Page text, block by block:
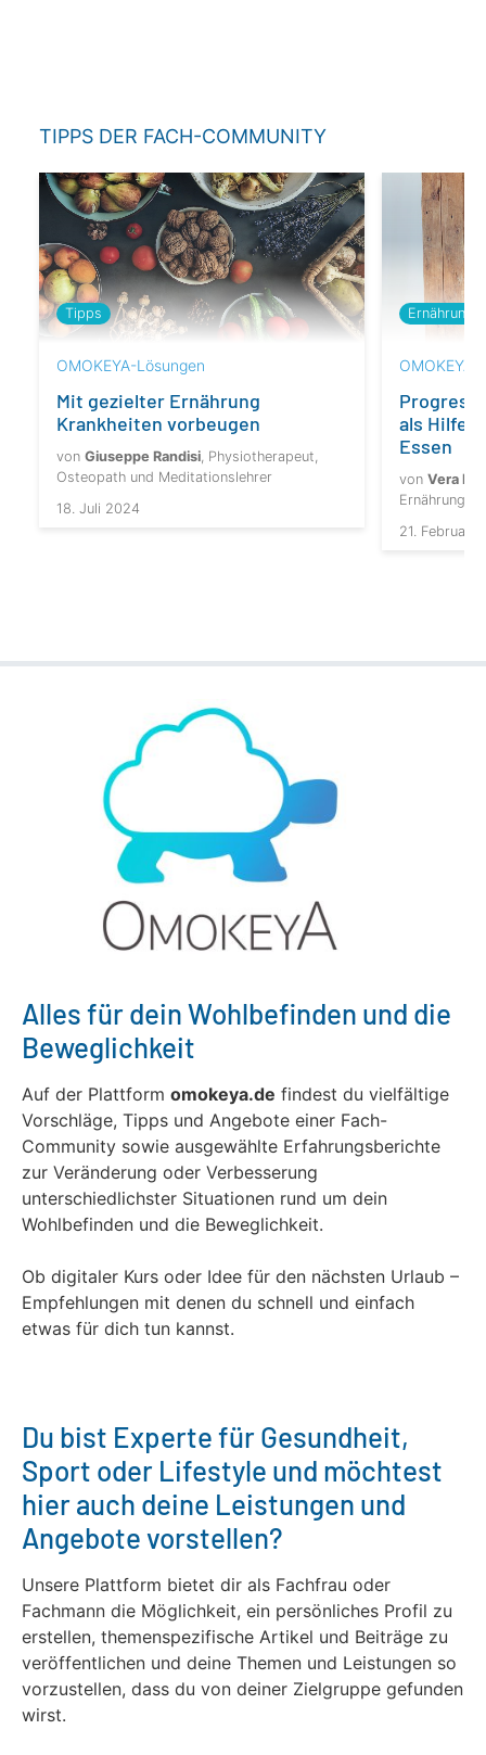
TIPPS DER FACH-COMMUNITY
Tipps
OMOKEYA-Lösungen
Mit gezielter Ernährung
Krankheiten vorbeugen
von Giuseppe Randisi , Physiotherapeut,
Osteopath und Meditationslehrer
18. Juli 2024
Ernährung
OMOKEYA-
als Hilfe
Essen
von Vera
21. Februar
Alles für dein Wohlbefinden und die
Beweglichkeit
Auf der Plattform omokeya.de findest du vielfältige
Vorschläge, Tipps und Angebote einer Fach-
Community sowie ausgewählte Erfahrungsberichte
zur Veränderung oder Verbesserung
unterschiedlichster Situationen rund um dein
Wohlbefinden und die Beweglichkeit.
Ob digitaler Kurs oder Idee für den nächsten Urlaub –
Empfehlungen mit denen du schnell und einfach
etwas für dich tun kannst.
Du bist Experte für Gesundheit,
Sport oder Lifestyle und möchtest
hier auch deine Leistungen und
Angebote vorstellen?
Unsere Plattform bietet dir als Fachfrau oder
Fachmann die Möglichkeit, ein persönliches Profil zu
erstellen, themenspezifische Artikel und Beiträge zu
veröffentlichen und deine Themen und Leistungen so
vorzustellen, dass du von deiner Zielgruppe gefunden
wirst.